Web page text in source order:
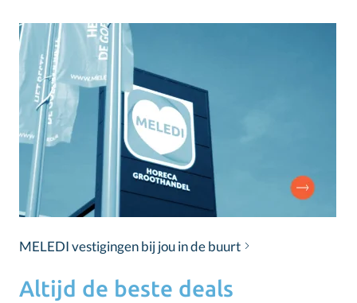
MELEDI vestigingen bij jou in de buurt
Altijd de beste deals